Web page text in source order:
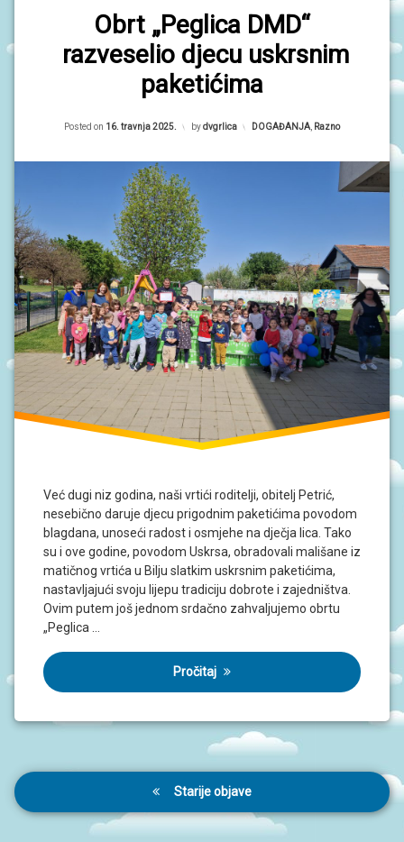
Obrt „Peglica DMD“
razveselio djecu uskrsnim
paketićima
Posted on 16. travnja 2025. bydvgrlica Kategorije:
DOGAĐANJA Razno
Već dugi niz godina, naši vrtići roditelji, obitelj Petrić,
nesebično daruje djecu prigodnim paketićima povodom
blagdana, unoseći radost i osmjehe na dječja lica. Tako
su i ove godine, povodom Uskrsa, obradovali mališane iz
matičnog vrtića u Bilju slatkim uskrsnim paketićima,
nastavljajući svoju lijepu tradiciju dobrote i zajedništva.
Ovim putem još jednom srdačno zahvaljujemo obrtu
„Peglica …
Pročitaj
Navigacija
objava
Starije objave